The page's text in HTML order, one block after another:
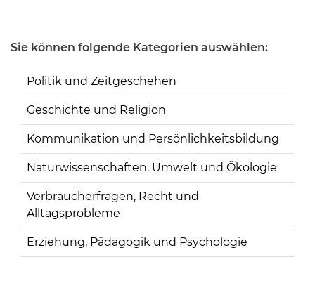
Sie können folgende Kategorien auswählen:
Politik und Zeitgeschehen
Geschichte und Religion
Kommunikation und Persönlichkeitsbildung
Naturwissenschaften, Umwelt und Ökologie
Verbraucherfragen, Recht und
Alltagsprobleme
Erziehung, Pädagogik und Psychologie